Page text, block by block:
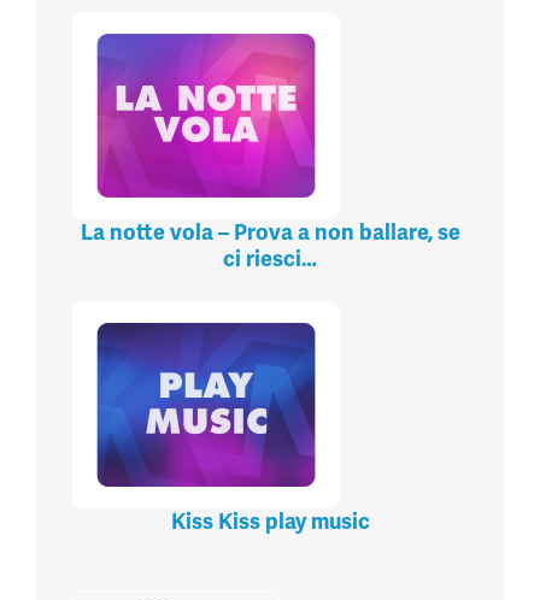
La notte vola – Prova a non ballare, se
ci riesci…
Kiss Kiss play music